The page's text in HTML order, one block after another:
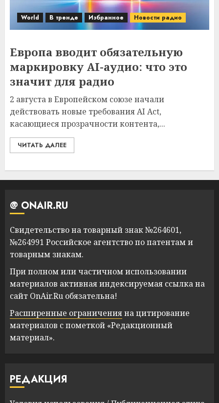
World В тренде Избранное Новости радио
Европа вводит обязательную
маркировку AI-аудио: что это
значит для радио
2 августа в Европейском союзе начали
действовать новые требования AI Act,
касающиеся прозрачности контента,...
ЧИТАТЬ ДАЛЕЕ
@ ONAIR.RU
Свидетельство на товарный знак №264601,
№264991 Российское агентство по патентам и
товарным знакам.
При полном или частичном использовании
материалов активная индексируемая ссылка на
сайт OnAir.Ru обязательна!
Расширенные ограниченияна цитирование
материалов с пометкой «Редакционный
материал».
РЕДАКЦИЯ